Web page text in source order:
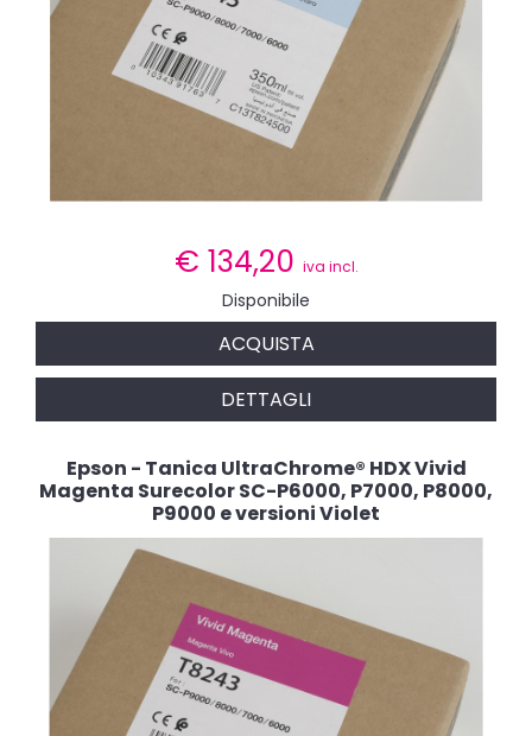
€ 134,20 iva incl.
Disponibile
ACQUISTA
DETTAGLI
Epson - Tanica UltraChrome® HDX Vivid
Magenta Surecolor SC-P6000, P7000, P8000,
P9000 e versioni Violet